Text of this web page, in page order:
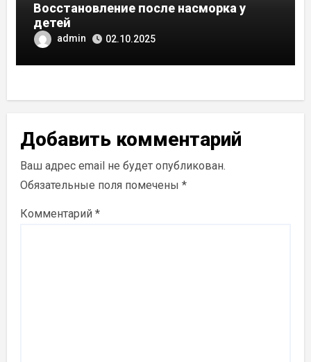
Восстановление после насморка у
детей
admin 02.10.2025
Добавить комментарий
Ваш адрес email не будет опубликован.
Обязательные поля помечены*
Комментарий*